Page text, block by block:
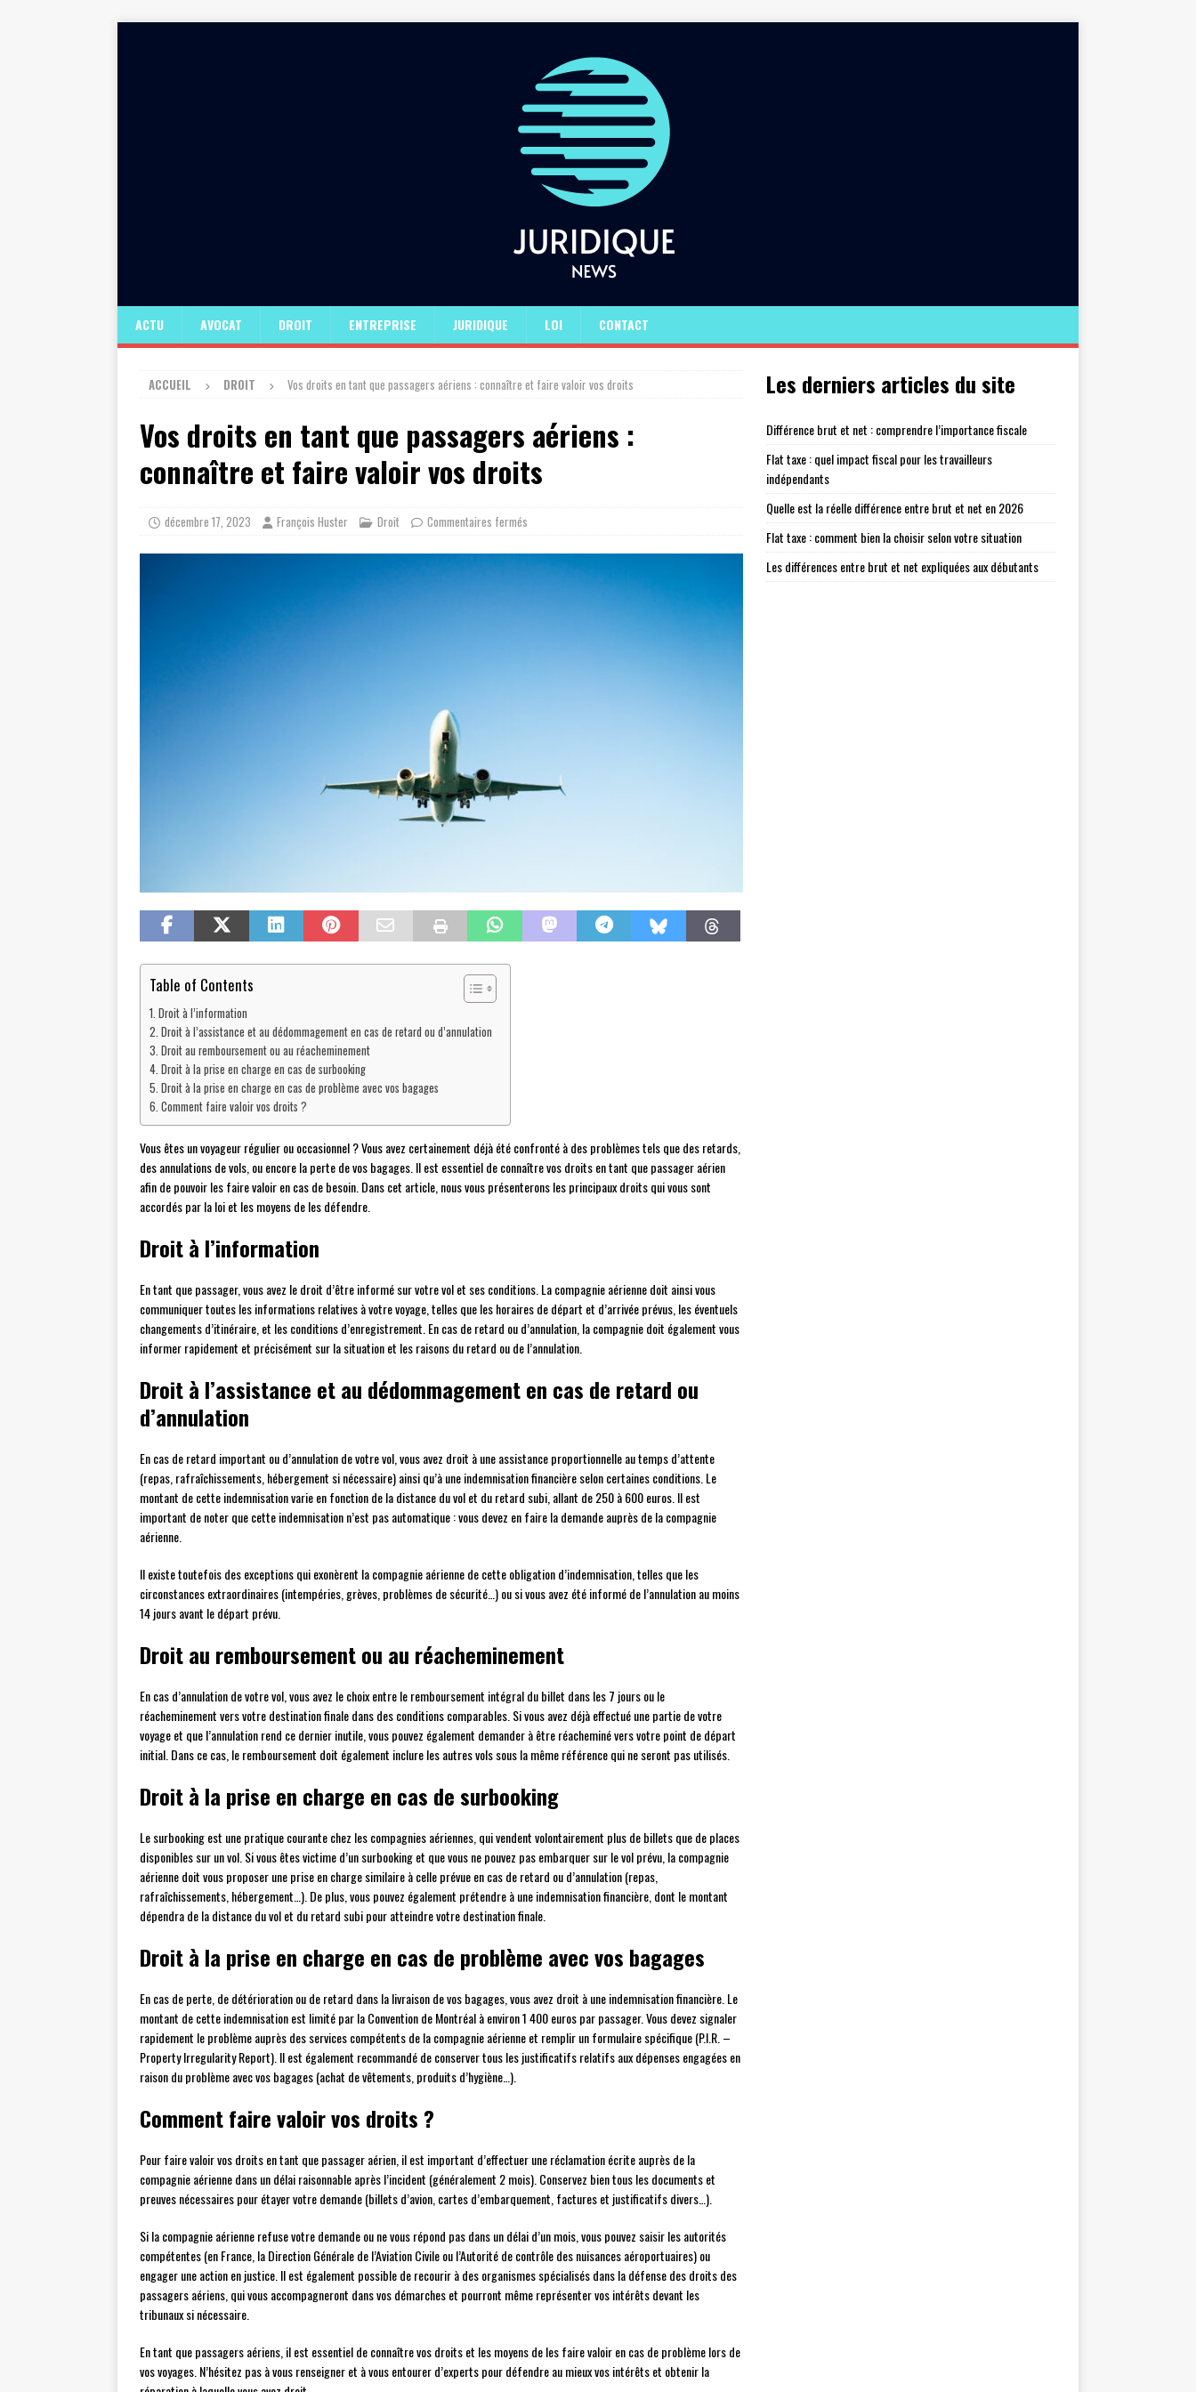
ACTU AVOCAT DROIT ENTREPRISE JURIDIQUE LOI CONTACT
ACCUEIL DROIT Vos droits en tant que passagers aériens : connaître et faire valoir vos droits
Vos droits en tant que passagers aériens :
connaître et faire valoir vos droits
décembre 17, 2023 François Huster Droit Commentaires fermés
Table of Contents
Droit à l’information
Droit à l’assistance et au dédommagement en cas de retard ou d’annulation
Droit au remboursement ou au réacheminement
Droit à la prise en charge en cas de surbooking
Droit à la prise en charge en cas de problème avec vos bagages
Comment faire valoir vos droits ?
Vous êtes un voyageur régulier ou occasionnel ? Vous avez certainement déjà été confronté à des problèmes tels que des retards,
des annulations de vols, ou encore la perte de vos bagages. Il est essentiel de connaître vos droits en tant que passager aérien
afin de pouvoir les faire valoir en cas de besoin. Dans cet article, nous vous présenterons les principaux droits qui vous sont
accordés par la loi et les moyens de les défendre.
Droit à l’information
En tant que passager, vous avez le droit d’être informé sur votre vol et ses conditions. La compagnie aérienne doit ainsi vous
communiquer toutes les informations relatives à votre voyage, telles que les horaires de départ et d’arrivée prévus, les éventuels
changements d’itinéraire, et les conditions d’enregistrement. En cas de retard ou d’annulation, la compagnie doit également vous
informer rapidement et précisément sur la situation et les raisons du retard ou de l’annulation.
Droit à l’assistance et au dédommagement en cas de retard ou
d’annulation
En cas de retard important ou d’annulation de votre vol, vous avez droit à une assistance proportionnelle au temps d’attente
(repas, rafraîchissements, hébergement si nécessaire) ainsi qu’à une indemnisation financière selon certaines conditions. Le
montant de cette indemnisation varie en fonction de la distance du vol et du retard subi, allant de 250 à 600 euros. Il est
important de noter que cette indemnisation n’est pas automatique : vous devez en faire la demande auprès de la compagnie
aérienne.
Il existe toutefois des exceptions qui exonèrent la compagnie aérienne de cette obligation d’indemnisation, telles que les
circonstances extraordinaires (intempéries, grèves, problèmes de sécurité…) ou si vous avez été informé de l’annulation au moins
14 jours avant le départ prévu.
Droit au remboursement ou au réacheminement
En cas d’annulation de votre vol, vous avez le choix entre le remboursement intégral du billet dans les 7 jours ou le
réacheminement vers votre destination finale dans des conditions comparables. Si vous avez déjà effectué une partie de votre
voyage et que l’annulation rend ce dernier inutile, vous pouvez également demander à être réacheminé vers votre point de départ
initial. Dans ce cas, le remboursement doit également inclure les autres vols sous la même référence qui ne seront pas utilisés.
Droit à la prise en charge en cas de surbooking
Le surbooking est une pratique courante chez les compagnies aériennes, qui vendent volontairement plus de billets que de places
disponibles sur un vol. Si vous êtes victime d’un surbooking et que vous ne pouvez pas embarquer sur le vol prévu, la compagnie
aérienne doit vous proposer une prise en charge similaire à celle prévue en cas de retard ou d’annulation (repas,
rafraîchissements, hébergement…). De plus, vous pouvez également prétendre à une indemnisation financière, dont le montant
dépendra de la distance du vol et du retard subi pour atteindre votre destination finale.
Droit à la prise en charge en cas de problème avec vos bagages
En cas de perte, de détérioration ou de retard dans la livraison de vos bagages, vous avez droit à une indemnisation financière. Le
montant de cette indemnisation est limité par la Convention de Montréal à environ 1 400 euros par passager. Vous devez signaler
rapidement le problème auprès des services compétents de la compagnie aérienne et remplir un formulaire spécifique (P.I.R. –
Property Irregularity Report). Il est également recommandé de conserver tous les justificatifs relatifs aux dépenses engagées en
raison du problème avec vos bagages (achat de vêtements, produits d’hygiène…).
Comment faire valoir vos droits ?
Pour faire valoir vos droits en tant que passager aérien, il est important d’effectuer une réclamation écrite auprès de la
compagnie aérienne dans un délai raisonnable après l’incident (généralement 2 mois). Conservez bien tous les documents et
preuves nécessaires pour étayer votre demande (billets d’avion, cartes d’embarquement, factures et justificatifs divers…).
Si la compagnie aérienne refuse votre demande ou ne vous répond pas dans un délai d’un mois, vous pouvez saisir les autorités
compétentes (en France, la Direction Générale de l’Aviation Civile ou l’Autorité de contrôle des nuisances aéroportuaires) ou
engager une action en justice. Il est également possible de recourir à des organismes spécialisés dans la défense des droits des
passagers aériens, qui vous accompagneront dans vos démarches et pourront même représenter vos intérêts devant les
tribunaux si nécessaire.
En tant que passagers aériens, il est essentiel de connaître vos droits et les moyens de les faire valoir en cas de problème lors de
vos voyages. N’hésitez pas à vous renseigner et à vous entourer d’experts pour défendre au mieux vos intérêts et obtenir la
Les derniers articles du site
Différence brut et net : comprendre l’importance fiscale
Flat taxe : quel impact fiscal pour les travailleurs
indépendants
Quelle est la réelle différence entre brut et net en 2026
Flat taxe : comment bien la choisir selon votre situation
Les différences entre brut et net expliquées aux débutants